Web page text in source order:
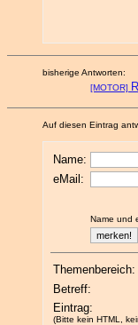
bisherige Antworten:
[MOTOR]
Auf diesen Eintrag
Name:
eMail:
Name und
Themenbereich:
Betreff:
Eintrag:
(Bitte kein HTML,